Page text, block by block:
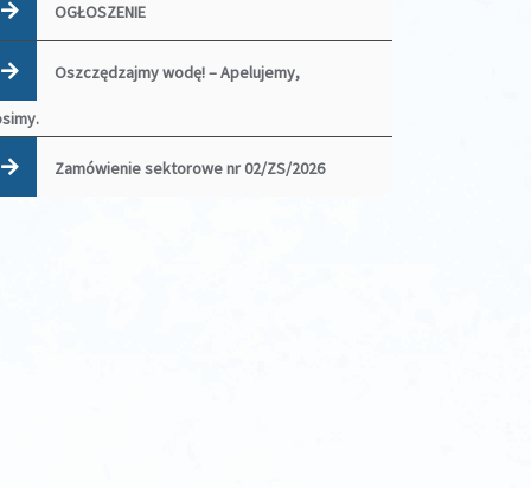
OGŁOSZENIE
Oszczędzajmy wodę! – Apelujemy,
Zamówienie sektorowe nr 02/ZS/2026